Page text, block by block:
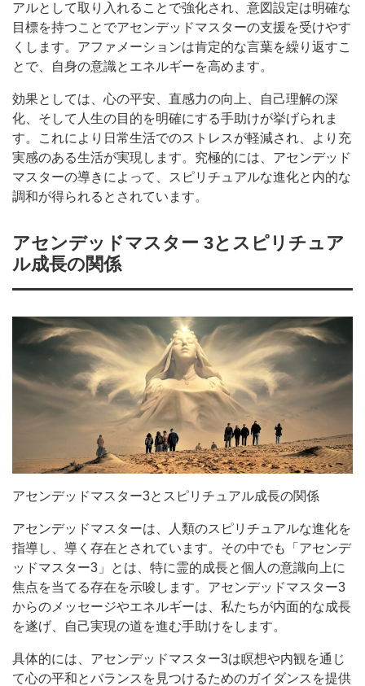
アルとして取り入れることで強化され、意図設定は明確な
目標を持つことでアセンデッドマスターの支援を受けやす
くします。アファメーションは肯定的な言葉を繰り返すこ
とで、自身の意識とエネルギーを高めます。
効果としては、心の平安、直感力の向上、自己理解の深
化、そして人生の目的を明確にする手助けが挙げられま
す。これにより日常生活でのストレスが軽減され、より充
実感のある生活が実現します。究極的には、アセンデッド
マスターの導きによって、スピリチュアルな進化と内的な
調和が得られるとされています。
アセンデッドマスター 3とスピリチュア
ル成長の関係
アセンデッドマスター3とスピリチュアル成長の関係
アセンデッドマスターは、人類のスピリチュアルな進化を
指導し、導く存在とされています。その中でも「アセンデ
ッドマスター3」とは、特に霊的成長と個人の意識向上に
焦点を当てる存在を示唆します。アセンデッドマスター3
からのメッセージやエネルギーは、私たちが内面的な成長
を遂げ、自己実現の道を進む手助けをします。
具体的には、アセンデッドマスター3は瞑想や内観を通じ
て心の平和とバランスを見つけるためのガイダンスを提供